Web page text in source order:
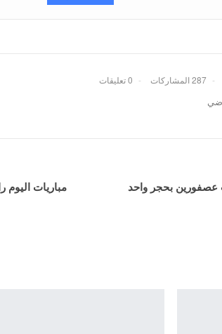
287 المشاركات 0 تعليقات
بحجر واحد
مباريات اليوم